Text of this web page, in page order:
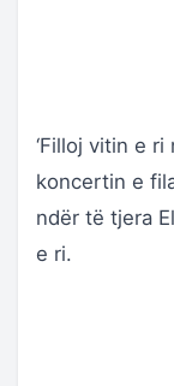
‘Filloj vitin e
koncertin e
ndër të tjera
e ri.